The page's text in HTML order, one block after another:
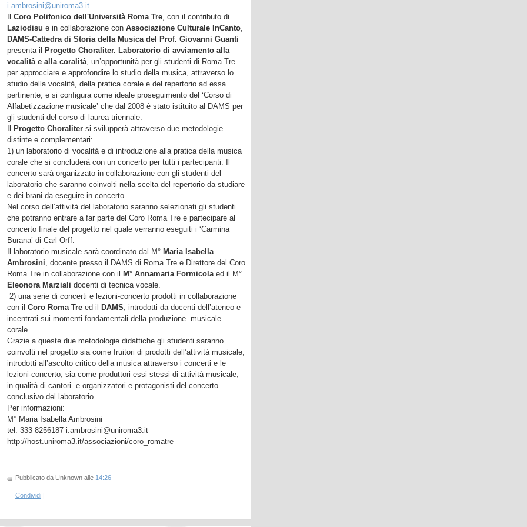
i.ambrosini@uniroma3.it
Il Coro Polifonico dell'Università Roma Tre, con il contributo di
Laziodisu e in collaborazione con Associazione Culturale InCanto,
DAMS-Cattedra di Storia della Musica del Prof. Giovanni Guanti
presenta il Progetto Choraliter. Laboratorio di avviamento alla
vocalità e alla coralità, un’opportunità per gli studenti di Roma Tre
per approcciare e approfondire lo studio della musica, attraverso lo
studio della vocalità, della pratica corale e del repertorio ad essa
pertinente, e si configura come ideale proseguimento del ‘Corso di
Alfabetizzazione musicale’ che dal 2008 è stato istituito al DAMS per
gli studenti del corso di laurea triennale.
Il Progetto Choralitersi svilupperà attraverso due metodologie
distinte e complementari:
1) un laboratorio di vocalità e di introduzione alla pratica della musica
corale che si concluderà con un concerto per tutti i partecipanti. Il
concerto sarà organizzato in collaborazione con gli studenti del
laboratorio che saranno coinvolti nella scelta del repertorio da studiare
e dei brani da eseguire in concerto.
Nel corso dell’attività del laboratorio saranno selezionati gli studenti
che potranno entrare a far parte del Coro Roma Tre e partecipare al
concerto finale del progetto nel quale verranno eseguiti i ‘Carmina
Burana’ di Carl Orff.
Il laboratorio musicale sarà coordinato dal M° Maria Isabella
Ambrosini , docente presso il DAMS di Roma Tre e Direttore del Coro
Roma Tre in collaborazione con il M° Annamaria Formicola ed il M°
Eleonora Marziali docenti di tecnica vocale.
2) una serie di concerti e lezioni-concerto prodotti in collaborazione
con il Coro Roma Tre ed il DAMS , introdotti da docenti dell’ateneo e
incentrati sui momenti fondamentali della produzione musicale
corale.
Grazie a queste due metodologie didattiche gli studenti saranno
coinvolti nel progetto sia come fruitori di prodotti dell’attività musicale,
introdotti all’ascolto critico della musica attraverso i concerti e le
lezioni-concerto, sia come produttori essi stessi di attività musicale,
in qualità di cantori e organizzatori e protagonisti del concerto
conclusivo del laboratorio.
Per informazioni:
M° Maria Isabella Ambrosini
tel. 333 8256187 i.ambrosini@uniroma3.it
http://host.uniroma3.it/associazioni/coro_romatre
Pubblicato da Unknown alle 14:26
Condividi